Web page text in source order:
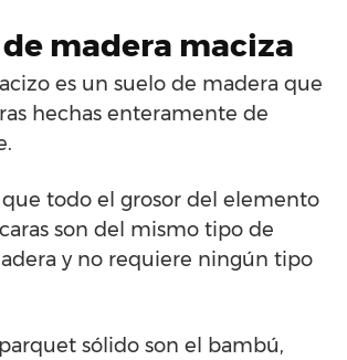
madera maciza
es un suelo de madera que
hechas enteramente de
que todo el grosor del elemento
son del mismo tipo de
y no requiere ningún tipo
sólido son el bambú,